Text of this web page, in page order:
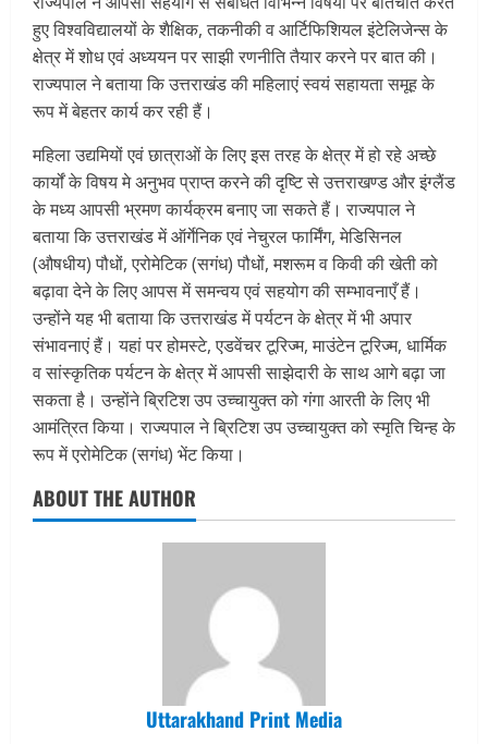
हुए विश्वविद्यालयों के शैक्षिक, तकनीकी व आर्टिफिशियल इंटेलिजेन्स के
क्षेत्र में शोध एवं अध्ययन पर साझी रणनीति तैयार करने पर बात की।
राज्यपाल ने बताया कि उत्तराखंड की महिलाएं स्वयं सहायता समूह के
रूप में बेहतर कार्य कर रही हैं।
महिला उद्यमियों एवं छात्राओं के लिए इस तरह के क्षेत्र में हो रहे अच्छे
कार्यों के विषय मे अनुभव प्राप्त करने की दृष्टि से उत्तराखण्ड और इंग्लैंड
के मध्य आपसी भ्रमण कार्यक्रम बनाए जा सकते हैं। राज्यपाल ने
बताया कि उत्तराखंड में ऑर्गेनिक एवं नेचुरल फार्मिंग, मेडिसिनल
(औषधीय) पौधों, एरोमेटिक (सगंध) पौधों, मशरूम व किवी की खेती को
बढ़ावा देने के लिए आपस में समन्वय एवं सहयोग की सम्भावनाएँ हैं।
उन्होंने यह भी बताया कि उत्तराखंड में पर्यटन के क्षेत्र में भी अपार
संभावनाएं हैं। यहां पर होमस्टे, एडवेंचर टूरिज्म, माउंटेन टूरिज्म, धार्मिक
व सांस्कृतिक पर्यटन के क्षेत्र में आपसी साझेदारी के साथ आगे बढ़ा जा
सकता है। उन्होंने ब्रिटिश उप उच्चायुक्त को गंगा आरती के लिए भी
आमंत्रित किया। राज्यपाल ने ब्रिटिश उप उच्चायुक्त को स्मृति चिन्ह के
रूप में एरोमेटिक (सगंध) भेंट किया।
ABOUT THE AUTHOR
Uttarakhand Print Media